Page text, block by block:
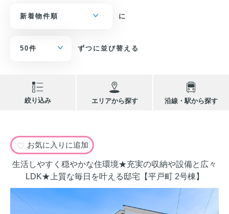
に
ずつに並び替える
絞り込み エリアから探す 沿線・駅から探す
お気に入りに追加
生活しやすく穏やかな住環境★充実の収納や設備と広々
LDK★上質な毎日を叶える邸宅【平戸町 2号棟】